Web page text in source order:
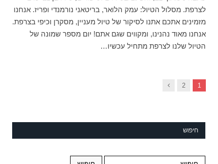
לצרפת. מסלול הטיול: עמק הלואר, בריטאני נורמנדי ופריז. אנחנו
מזמינים אתכם אתנו לסיקור של טיול מעניין, מסקרן וכיפי בצרפת.
אנחנו מאוד נהנינו, ומקווים שגם אתם! יום מספר שמונה של
הטיול שלנו לצרפת מתחיל עכשיו…
1
2
Next
חיפוש